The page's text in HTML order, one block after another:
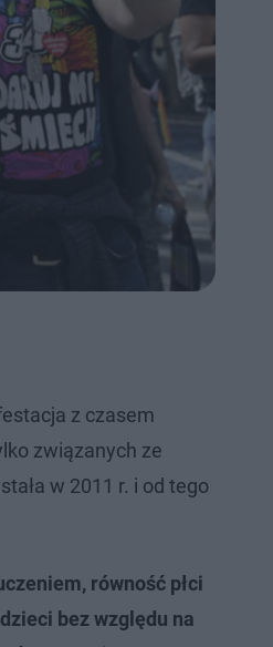
z czasem
związanych ze
w 2011 r. i od tego
równość płci
bez względu na